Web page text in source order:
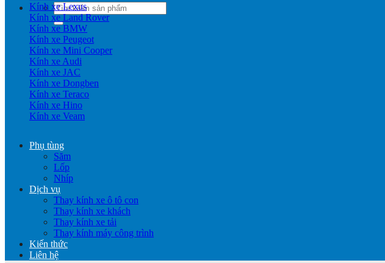
Tìm
kiếm:
Kính xe Lexus
Kính xe Land Rover
Kính xe BMW
Kính xe Peugeot
Kính xe Mini Cooper
Kính xe Audi
Kính xe JAC
Kính xe Dongben
Kính xe Teraco
Kính xe Hino
Kính xe Veam
Phụ tùng
Săm
Lốp
Nhíp
Dịch vụ
Thay kính xe ô tô con
Thay kính xe khách
Thay kính xe tải
Thay kính máy công trình
Kiến thức
Liên hệ